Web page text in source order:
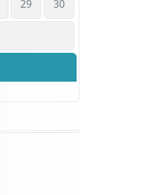
29 30